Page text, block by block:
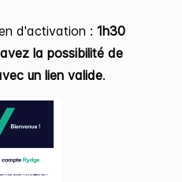
d'activation : 1h30
la possibilité de
un lien valide.